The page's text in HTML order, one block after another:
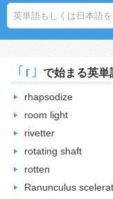
｢r｣ で始まる英単
rhapsodize
room light
rivetter
rotating shaft
rotten
Ranunculus